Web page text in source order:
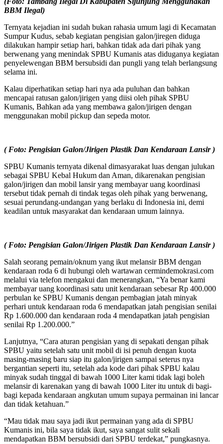
BBM Ilegal)
Ternyata kejadian ini sudah bukan rahasia umum lagi di Kecamatan
Sumpur Kudus, sebab kegiatan pengisian galon/jiregen diduga
dilakukan hampir setiap hari, bahkan tidak ada dari pihak yang
berwenang yang menindak SPBU Kumanis atas diduganya kegiatan
penyelewengan BBM bersubsidi dan pungli yang telah berlangsung
selama ini.
Kalau diperhatikan setiap hari nya ada puluhan dan bahkan
mencapai ratusan galon/jirigen yang diisi oleh pihak SPBU
Kumanis, Bahkan ada yang membawa galon/jirigen dengan
menggunakan mobil pickup dan sepeda motor.
( Foto: Pengisian Galon/Jirigen Plastik Dan Kendaraan Lansir )
SPBU Kumanis ternyata dikenal dimasyarakat luas dengan julukan
sebagai SPBU Kebal Hukum dan Aman, dikarenakan pengisian
galon/jirigen dan mobil lansir yang membayar uang koordinasi
tersebut tidak pernah di tindak tegas oleh pihak yang berwenang,
sesuai perundang-undangan yang berlaku di Indonesia ini, demi
keadilan untuk masyarakat dan kendaraan umum lainnya.
( Foto: Pengisian Galon/Jirigen Plastik Dan Kendaraan Lansir )
Salah seorang pemain/oknum yang ikut melansir BBM dengan
kendaraan roda 6 di hubungi oleh wartawan cermindemokrasi.com
melalui via telefon mengakui dan menerangkan, “Ya benar kami
membayar uang koordinasi satu unit kendaraan sebesar Rp 400.000
perbulan ke SPBU Kumanis dengan pembagian jatah minyak
perhari untuk kendaraan roda 6 mendapatkan jatah pengisian senilai
Rp 1.600.000 dan kendaraan roda 4 mendapatkan jatah pengisian
senilai Rp 1.200.000.”
Lanjutnya, “Cara aturan pengisian yang di sepakati dengan pihak
SPBU yaitu setelah satu unit mobil di isi penuh dengan kuota
masing-masing baru siap itu galon/jirigen sampai seterus nya
bergantian seperti itu, setelah ada kode dari pihak SPBU kalau
minyak sudah tinggal di bawah 1000 Liter kami tidak lagi boleh
melansir di karenakan yang di bawah 1000 Liter itu untuk di bagi-
bagi kepada kendaraan angkutan umum supaya permainan ini lancar
dan tidak ketahuan.”
“Mau tidak mau saya jadi ikut permainan yang ada di SPBU
Kumanis ini, bila saya tidak ikut, saya sangat sulit sekali
mendapatkan BBM bersubsidi dari SPBU terdekat,” pungkasnya.